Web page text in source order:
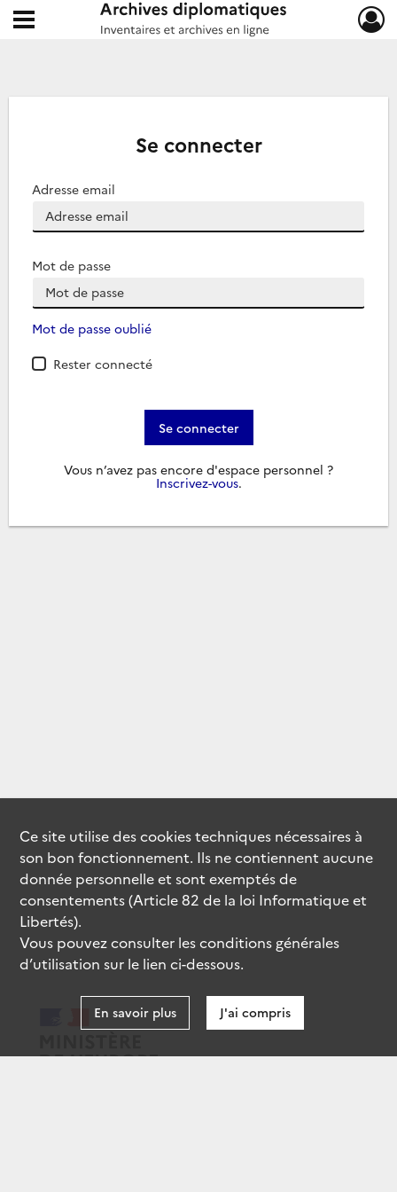
Archives diplomatiques
Ouvrir le menu déroulant
Se connecter
Adresse email
Mot de passe
Mot de passe oublié
Rester connecté
Se connecter
Vous n’avez pas encore d'espace personnel ?
Inscrivez-vous.
Ce site utilise descookiestechniques nécessaires à
son bon fonctionnement. Ils ne contiennent aucune
donnée personnelle et sont exemptés de
consentements (Article 82 de la loi Informatique et
Libertés).
Vous pouvez consulter les conditions générales
d’utilisation sur le lien ci-dessous.
En savoir plus J'ai compris